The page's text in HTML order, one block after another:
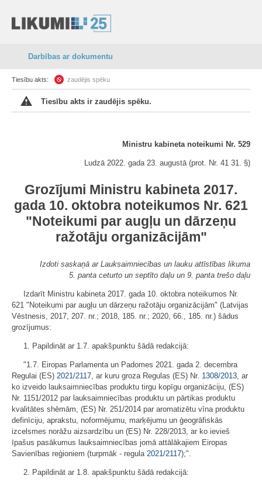
Darbības ar dokumentu
Tiesību akts: zaudējis spēku
Tiesību akts ir zaudējis spēku.
Ministru kabineta noteikumi Nr. 529
Ludzā 2022. gada 23. augustā (prot. Nr. 41 31. §)
Grozījumi Ministru kabineta 2017.
gada 10. oktobra noteikumos Nr. 621
"Noteikumi par augļu un dārzeņu
ražotāju organizācijām"
Izdoti saskaņā ar Lauksaimniecības un lauku attīstības likuma
5. panta ceturto un septīto daļu un 9. panta trešo daļu
Izdarīt Ministru kabineta 2017. gada 10. oktobra noteikumos Nr.
621 "Noteikumi par augļu un dārzeņu ražotāju organizācijām" (Latvijas
Vēstnesis, 2017, 207. nr.; 2018, 185. nr.; 2020, 66., 185. nr.) šādus
grozījumus:
1. Papildināt ar 1.7. apakšpunktu šādā redakcijā:
"1.7. Eiropas Parlamenta un Padomes 2021. gada 2. decembra
Regulai (ES) 2021/2117, ar kuru groza Regulas (ES) Nr. 1308/2013, ar
ko izveido lauksaimniecības produktu tirgu kopīgu organizāciju, (ES)
Nr. 1151/2012 par lauksaimniecības produktu un pārtikas produktu
kvalitātes shēmām, (ES) Nr. 251/2014 par aromatizētu vīna produktu
definīciju, aprakstu, noformējumu, marķējumu un ģeogrāfiskās
izcelsmes norāžu aizsardzību un (ES) Nr. 228/2013, ar ko ievieš
īpašus pasākumus lauksaimniecības jomā attālākajiem Eiropas
Savienības reģioniem (turpmāk - regula 2021/2117);".
2. Papildināt ar 1.8. apakšpunktu šādā redakcijā: